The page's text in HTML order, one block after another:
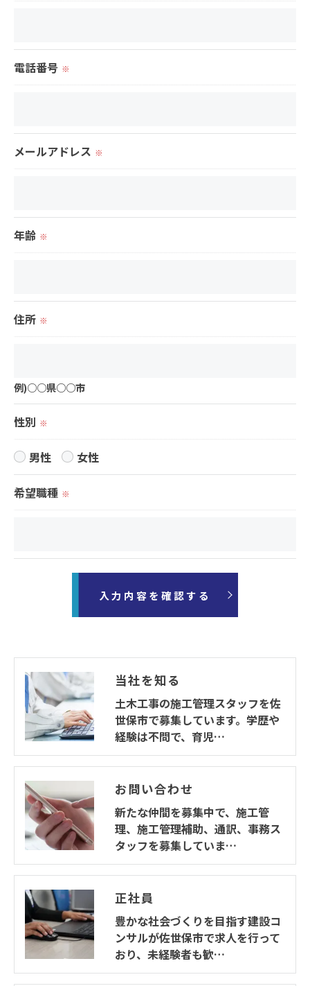
＜個人情報の開示･訂正・削除･利用停止の手続につ
用停止の手続を定めさせて頂いております。
ご本人である事を確認のうえ、対応させて頂きま
きにつきましては、お電話でお問合せ下さい。
電話番号 ※
メールアドレス ※
年齢 ※
住所 ※
例)○○県○○市
性別 ※
男性 女性
希望職種 ※
当社を知る
土木工事の施工管理スタッフを佐
世保市で募集しています。学歴や
経験は不問で、育児…
お問い合わせ
新たな仲間を募集中で、施工管
理、施工管理補助、通訳、事務ス
タッフを募集していま…
正社員
豊かな社会づくりを目指す建設コ
ンサルが佐世保市で求人を行って
おり、未経験者も歓…